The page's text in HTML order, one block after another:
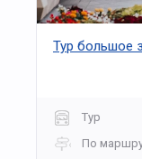
Тур большое
Тур
По